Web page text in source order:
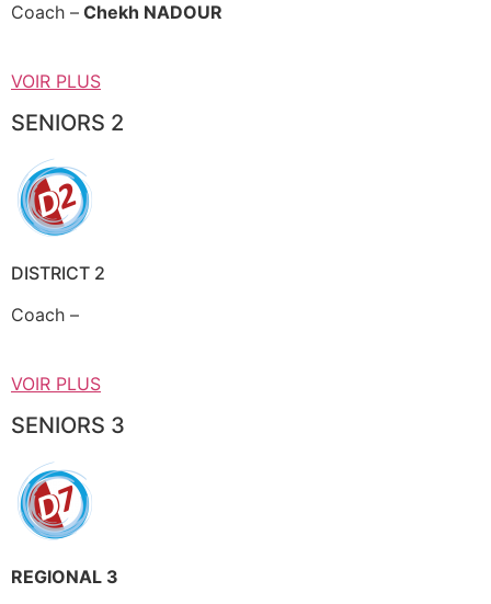
Coach – Chekh NADOUR
VOIR PLUS
SENIORS 2
DISTRICT 2
Coach –
VOIR PLUS
SENIORS 3
REGIONAL 3